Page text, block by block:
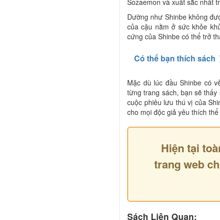
Dường như Shinbe không
của cậu nằm ở sức khỏe
cứng của Shinbe có thể trở
Có thể bạn thích sách
Mặc dù lúc đầu Shinbe có
từng trang sách, bạn sẽ
cuộc phiêu lưu thú vị của
cho mọi độc giả yêu thích
Hiện tại
trang web
Sách Liên Quan: